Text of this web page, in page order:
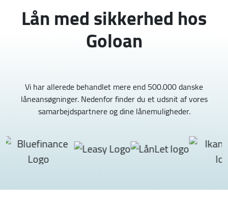
Lån med sikkerhed hos
Goloan
Vi har allerede behandlet mere end 500.000 danske
låneansøgninger.Nedenfor finder du et udsnit af vores
samarbejdspartnere og dine lånemuligheder.